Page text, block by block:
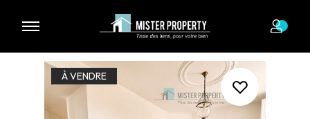
1 biens à vendre
À VENDRE